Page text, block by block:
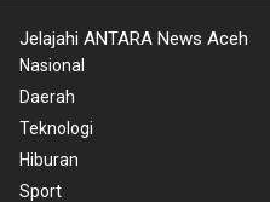
Jelajahi ANTARA News Aceh
Nasional
Daerah
Teknologi
Hiburan
Sport